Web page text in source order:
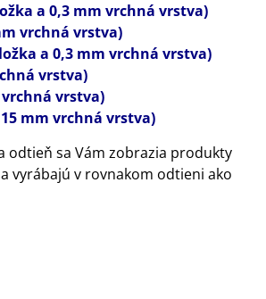
a 0,3 mm vrchná vrstva)
vrchná vrstva)
a 0,3 mm vrchná vrstva)
vrstva)
vrstva)
mm vrchná vrstva)
odtieň sa Vám zobrazia produkty
vyrábajú v rovnakom odtieni ako